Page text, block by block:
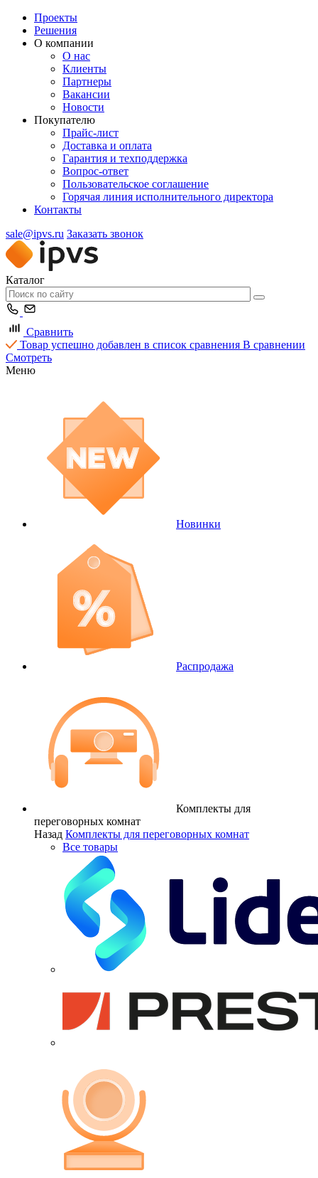
Проекты
Решения
О компании
О нас
Клиенты
Партнеры
Вакансии
Новости
Покупателю
Прайс-лист
Доставка и оплата
Гарантия и техподдержка
Вопрос-ответ
Пользовательское соглашение
Горячая линия исполнительного директора
Контакты
sale@ipvs.ru Заказать звонок
Каталог
Сравнить
Товар успешно добавлен в список сравнения В сравнении
Смотреть
Меню
Новинки
Распродажа
Комплекты для
переговорных комнат
Назад Комплекты для переговорных комнат
Все товары